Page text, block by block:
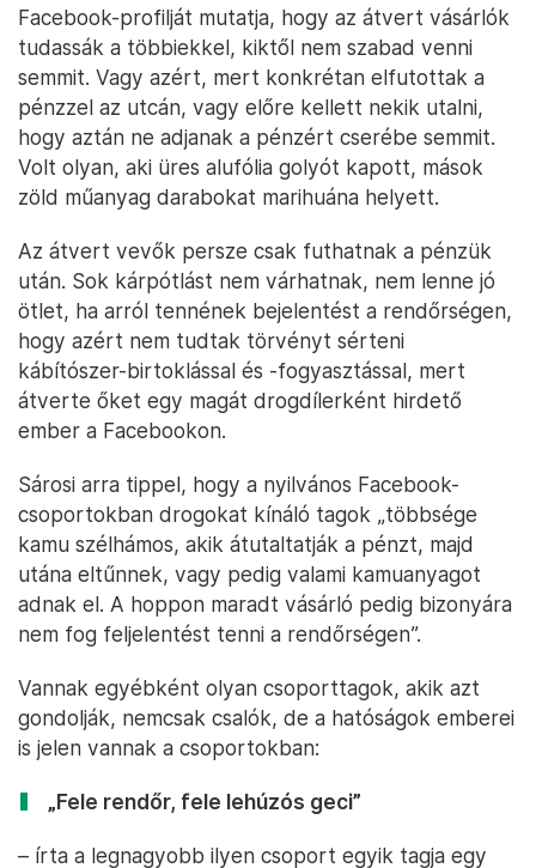
Facebook-profilját mutatja, hogy az átvert vásárlók
tudassák a többiekkel, kiktől nem szabad venni
semmit. Vagy azért, mert konkrétan elfutottak a
pénzzel az utcán, vagy előre kellett nekik utalni,
hogy aztán ne adjanak a pénzért cserébe semmit.
Volt olyan, aki üres alufólia golyót kapott, mások
zöld műanyag darabokat marihuána helyett.
Az átvert vevők persze csak futhatnak a pénzük
után. Sok kárpótlást nem várhatnak, nem lenne jó
ötlet, ha arról tennének bejelentést a rendőrségen,
hogy azért nem tudtak törvényt sérteni
kábítószer-birtoklással és -fogyasztással, mert
átverte őket egy magát drogdílerként hirdető
ember a Facebookon.
Sárosi arra tippel, hogy a nyilvános Facebook-
csoportokban drogokat kínáló tagok „többsége
kamu szélhámos, akik átutaltatják a pénzt, majd
utána eltűnnek, vagy pedig valami kamuanyagot
adnak el. A hoppon maradt vásárló pedig bizonyára
nem fog feljelentést tenni a rendőrségen”.
Vannak egyébként olyan csoporttagok, akik azt
gondolják, nemcsak csalók, de a hatóságok emberei
is jelen vannak a csoportokban:
„Fele rendőr, fele lehúzós geci”
– írta a legnagyobb ilyen csoport egyik tagja egy